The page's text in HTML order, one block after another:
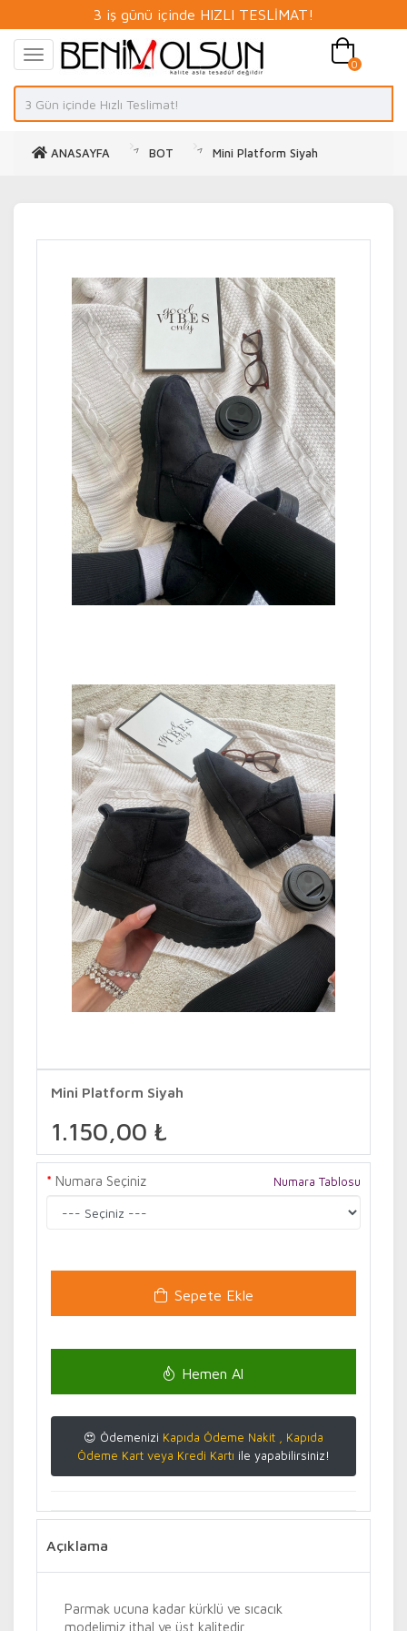
3 iş günü içinde HIZLI TESLİMAT!
0
ANASAYFA BOT Mini Platform Siyah
Mini Platform Siyah
1.150,00 ₺
Numara Seçiniz Numara Tablosu
Sepete Ekle
Hemen Al
😍 Ödemenizi Kapıda Ödeme Nakit , Kapıda
Ödeme Kart veya Kredi Kartı ile yapabilirsiniz!
Açıklama
Parmak ucuna kadar kürklü ve sıcacık
modelimiz ithal ve üst kalitedir.